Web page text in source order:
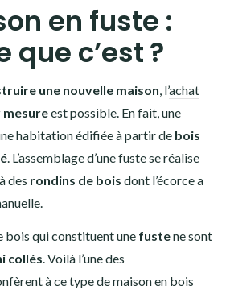
en fuste :
que c’est ?
une nouvelle maison , l’achat
mesureest possible. En fait, une
habitation édifiée à partir de bois
. L’assemblage d’une fuste se réalise
des rondins de bois dont l’écorce a
bois qui constituent une fustene sont
collés . Voilà l’une des
à ce type de maison en bois